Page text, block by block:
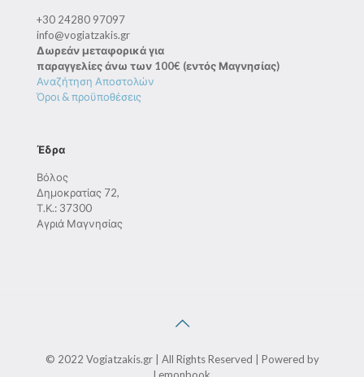
+30 24280 97097
info@vogiatzakis.gr
Δωρεάν μεταφορικά για
παραγγελίες άνω των 100€ (εντός Μαγνησίας)
Αναζήτηση Αποστολών
Όροι & προϋποθέσεις
Έδρα
Βόλος
Δημοκρατίας 72,
Τ.Κ.: 37300
Αγριά Μαγνησίας
© 2022 Vogiatzakis.gr | All Rights Reserved | Powered by